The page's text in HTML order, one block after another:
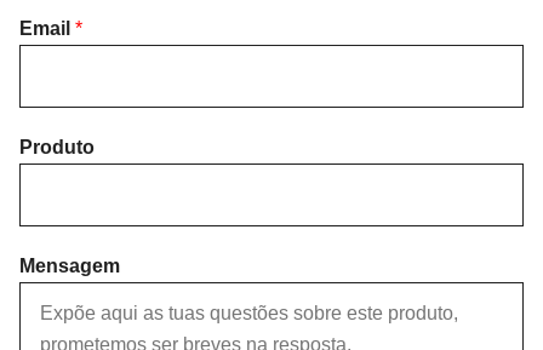
t
Email *
Produto
Mensagem